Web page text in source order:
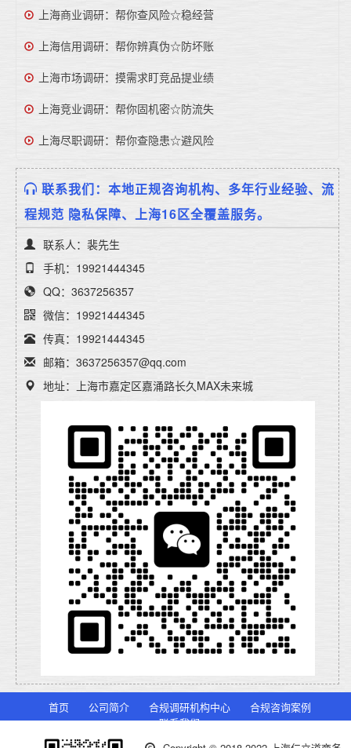
上海商业调研：帮你查风险☆稳经营
上海信用调研：帮你辨真伪☆防坏账
上海市场调研：摸需求盯竞品提业绩
上海竞业调研：帮你固机密☆防流失
上海尽职调研：帮你查隐患☆避风险
联系我们：本地正规咨询机构、多年行业经验、流
程规范 隐私保障、上海16区全覆盖服务。
联系人：裴先生
手机：19921444345
QQ：3637256357
微信：19921444345
传真：19921444345
邮箱：3637256357@qq.com
地址：上海市嘉定区嘉涌路长久MAX未来城
首页 公司简介 合规调研机构中心
合规咨询案例
联系我们